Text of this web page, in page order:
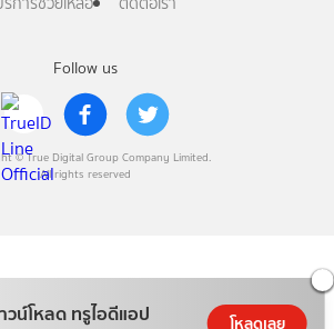
วน์โหลด ทรูไอดีแอป โหลดเลย
Follow us
© True Digital Group Company Limited.
All rights reserved